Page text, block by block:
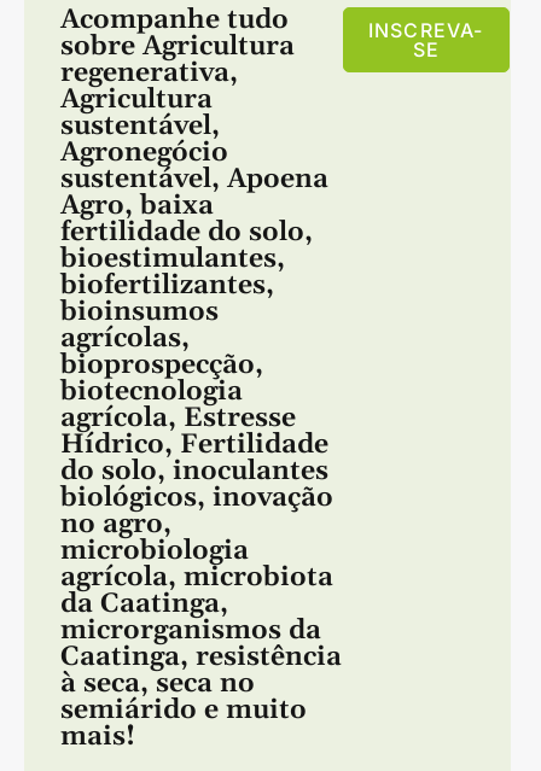
Acompanhe tudo
sobre Agricultura
regenerativa,
Agricultura
sustentável,
Agronegócio
sustentável, Apoena
Agro,baixa
fertilidade do solo,
bioestimulantes,
biofertilizantes,
bioinsumos
agrícolas,
bioprospecção,
biotecnologia
agrícola, Estresse
Hídrico, Fertilidade
do solo, inoculantes
biológicos, inovação
no agro,
microbiologia
agrícola, microbiota
da Caatinga,
microrganismos da
Caatinga, resistência
à seca, seca no
semiárido e muito
mais!
INSCREVA-
SE